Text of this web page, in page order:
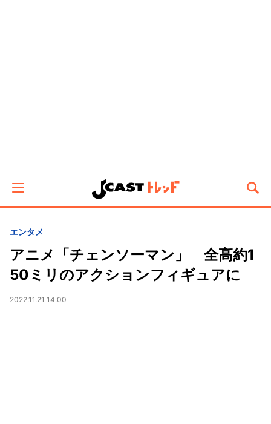
エンタメ
アニメ「チェンソーマン」 全高約1
50ミリのアクションフィギュアに
2022.11.21 14:00